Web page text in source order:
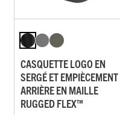
CASQUETTE LOGO EN
SERGÉ ET EMPIÈCEMENT
ARRIÈRE EN MAILLE
RUGGED FLEX™